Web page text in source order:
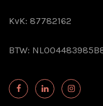
KvK: 87782162
BTW: